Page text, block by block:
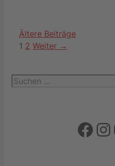
Ältere Beiträge
Seite
1 Seite
2 Weiter →
Suchen
nach: